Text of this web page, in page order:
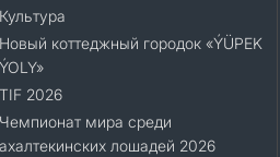
Культура
Новый коттеджный городок «ÝÜPEK
ÝOLY»
TIF 2026
Чемпионат мира среди
ахалтекинских лошадей 2026